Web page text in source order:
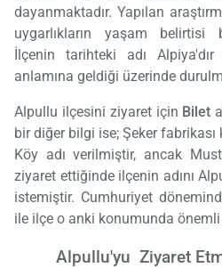
dayanmaktadır. Yapılan
uygarlıkların yaşam belirtisi
İlçenin tarihteki adı Alpiya'dır
anlamına geldiği üzerinde
Alpullu ilçesini ziyaret için Bilet
bir diğer bilgi ise; Şeker
Köy adı verilmiştir, ancak
ziyaret ettiğinde ilçenin adını
istemiştir. Cumhuriyet
ile ilçe o anki konumunda önemli
Alpullu'yu Ziyaret